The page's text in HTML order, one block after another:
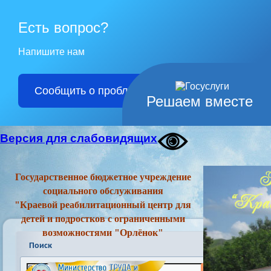
Решаем вместе
Есть вопрос?
Напишите нам
Сообщить о проблеме
Версия для слабовидящих
Государственное бюджетное учреждение
социального обслуживания
"Краевой реабилитационный центр для
детей и подростков с ограниченными
возможностями "Орлёнок"
Поиск